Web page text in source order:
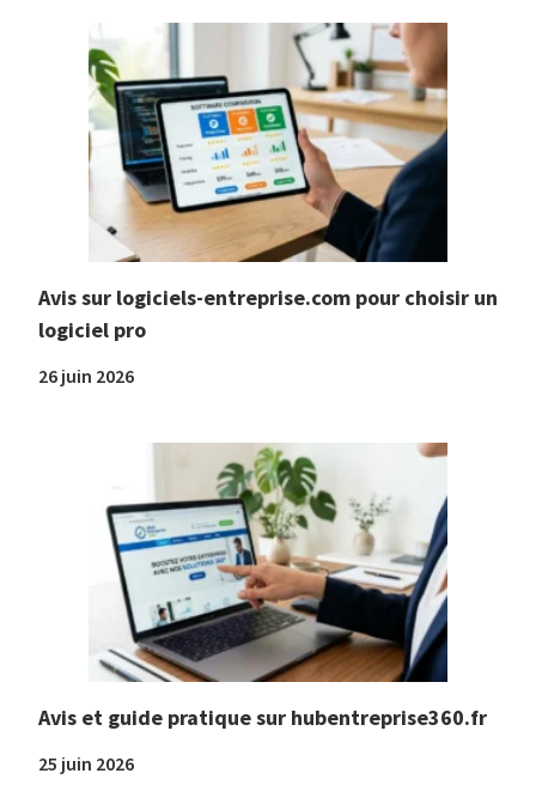
Avis sur logiciels-entreprise.com pour choisir un
logiciel pro
26 juin 2026
Avis et guide pratique sur hubentreprise360.fr
25 juin 2026